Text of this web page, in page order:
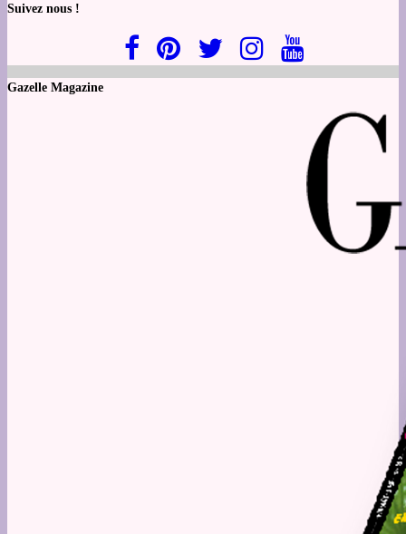
Suivez nous !
Gazelle Magazine